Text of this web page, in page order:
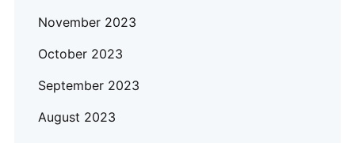
November 2023
October 2023
September 2023
August 2023